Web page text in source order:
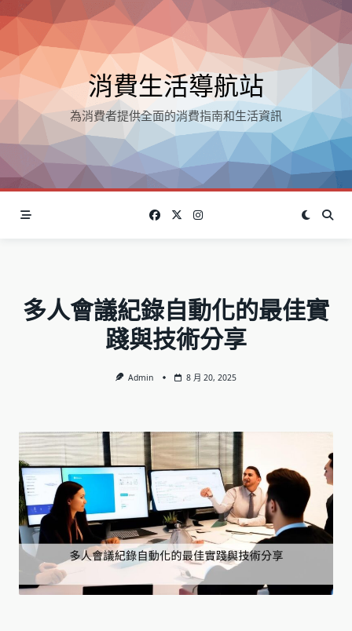
Skip
to
content
消費生活導航站
為消費者提供全面的消費指南和生活資訊
多人會議紀錄自動化的最佳實
踐與技術分享
Admin 8 月 20, 2025